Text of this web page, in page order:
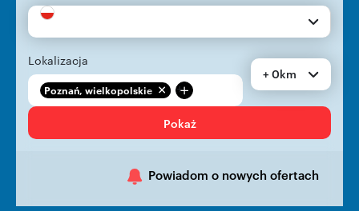
Lokalizacja
Poznań, wielkopolskie +
+ 0km
Pokaż
Powiadom o nowych ofertach